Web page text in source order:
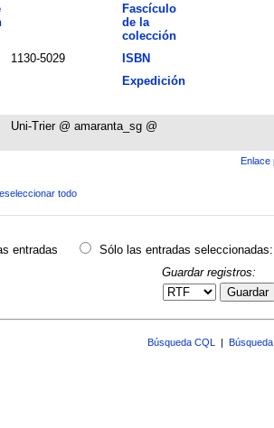
Fascículo
de la
colección
1130-5029
ISBN
Expedición
Uni-Trier @ amaranta_sg @
Enlace
todo
entradas
Sólo las entradas seleccionadas:
Guardar registros:
Guardar
Búsqueda CQL